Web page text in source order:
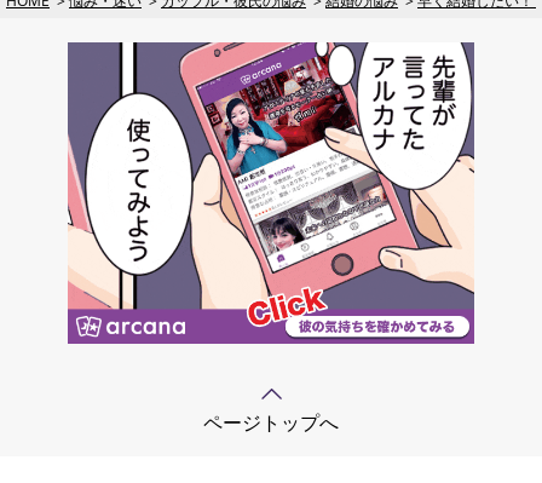
ページトップへ